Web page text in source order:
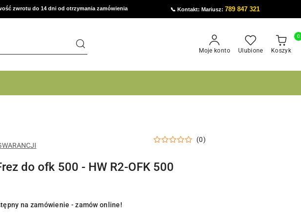
zwrotu do 14 dni od otrzymania zamówienia 📞 Kontakt: Mariusz:789 847 321
Moje konto Ulubione Koszyk
0
(0)
do ofk 500 - HW R2-OFK 500
na zamówienie - zamów online!